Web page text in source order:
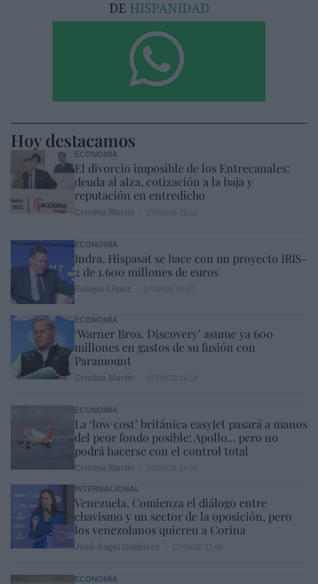
Hoy destacamos
ECONOMÍA
El divorcio imposible de los Entrecanales:
deuda al alza, cotización a la baja y
reputación en entredicho
ECONOMÍA
Indra. Hispasat se hace con un proyecto IRIS-
2 de 1.600 millones de euros
ECONOMÍA
‘Warner Bros. Discovery’ asume ya 600
millones en gastos de su fusión con
Paramount
ECONOMÍA
La ‘low cost’ británica easyJet pasará a manos
del peor fondo posible: Apollo... pero no
podrá hacerse con el control total
INTERNACIONAL
Venezuela. Comienza el diálogo entre
chavismo y un sector de la oposición, pero
los venezolanos quieren a Corina
ECONOMÍA